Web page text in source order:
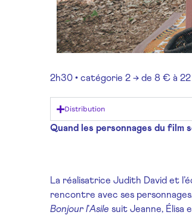
2h30 • catégorie 2 → de 8 € à
Distribution
Quand les personnages du film
La réalisatrice Judith David et
rencontre avec ses
Bonjour l’Asile suit Jeanne, Élisa